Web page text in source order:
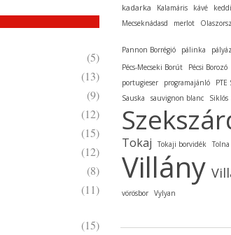
(5)
(13)
(9)
(12)
(15)
(12)
(8)
(11)
(15)
kadarka Kalamáris kávé
Mecseknádasd
merlot
Pannon Borrégió pálinka
Pécs-Mecseki Borút Pécsi Borozó
portugieser
programajánló PTE
Sauska
sauvignon blanc Siklós
Tokaj Tokaji borvidék Tolna
Villány
vörösbor Vylyan